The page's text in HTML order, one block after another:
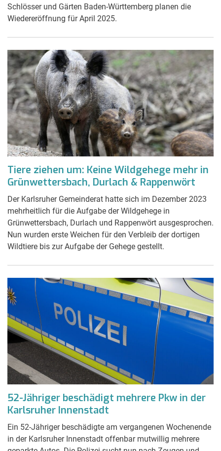
Schlösser und Gärten Baden-Württemberg planen die
Wiedereröffnung für April 2025.
Tiere ziehen um: Keine Wildgehege mehr in
Grünwettersbach, Durlach & Rappenwört
Der Karlsruher Gemeinderat hatte sich im Dezember 2023
mehrheitlich für die Aufgabe der Wildgehege in
Grünwettersbach, Durlach und Rappenwört ausgesprochen.
Nun wurden erste Weichen für den Verbleib der dortigen
Wildtiere bis zur Aufgabe der Gehege gestellt.
52-Jähriger beschädigt mehrere Pkw in der
Karlsruher Innenstadt
Ein 52-Jähriger beschädigte am vergangenen Wochenende
in der Karlsruher Innenstadt offenbar mutwillig mehrere